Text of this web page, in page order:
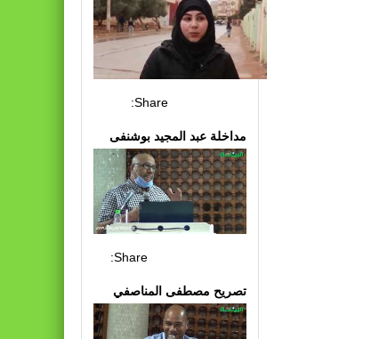
Share:
مداخلة عبد المجيد بوشنفى
Share:
تصريح مصطفى المناصفي